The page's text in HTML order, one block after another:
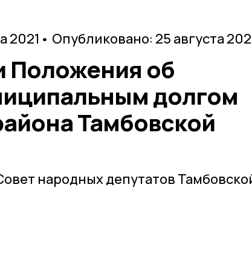
2021 • Опубликовано: 25 августа
Положения об
долгом
Тамбовской
народных депутатов